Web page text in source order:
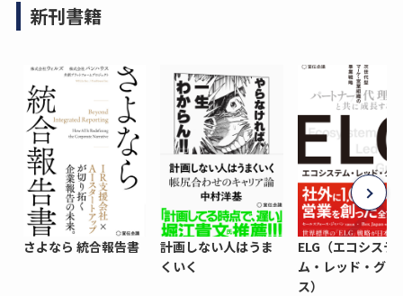
新刊書籍
さよなら 統合報告書
計画しない人はうま
くいく
ELG（エコシステ
ム・レッド・グロ
ス）